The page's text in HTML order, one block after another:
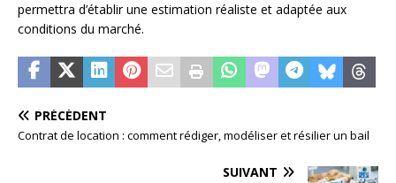
permettra d’établir une estimation réaliste et adaptée aux
conditions du marché.
PRÉCÉDENT
Contrat de location : comment rédiger, modéliser et résilier un bail
SUIVANT